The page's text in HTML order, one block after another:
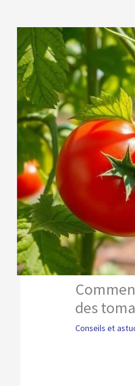
des
Conseils et